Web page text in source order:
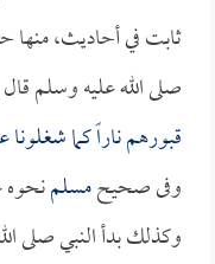
ثابت في أحاديث،
صلى الله عليه وسلم
قبورهم ناراً كما
وفى صحيحمسلم
وكذلك بدأ النبي صلى